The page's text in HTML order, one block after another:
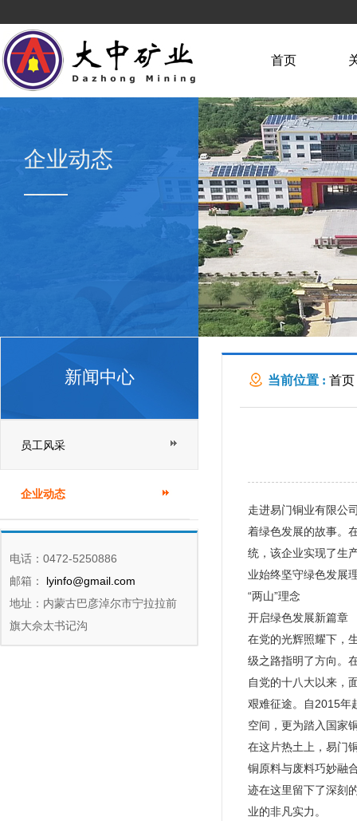
首页
企业动态
新闻中心
员工风采
企业动态
电话：0472-5250886
邮箱：
lyinfo@gmail.com
地址：内蒙古巴彦淖尔市宁拉拉前
旗大佘太书记沟
当前位置 : 首页
走进易门铜业有限公
着绿色发展的故事。
统，该企业实现了生
业始终坚守绿色发展
“两山”理念
开启绿色发展新篇章
在党的光辉照耀下，
级之路指明了方向。
自党的十八大以来，
艰难征途。自2015年
空间，更为踏入国家
在这片热土上，易门
铜原料与废料巧妙融
迹在这里留下了深刻
业的非凡实力。